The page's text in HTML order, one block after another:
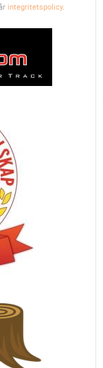
integritetspolicy.